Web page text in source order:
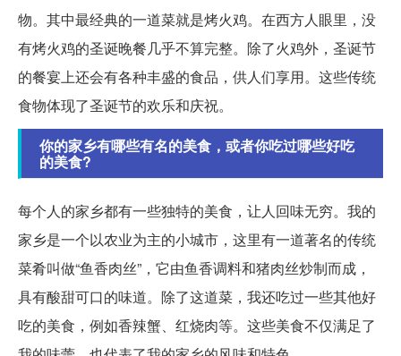
物。其中最经典的一道菜就是烤火鸡。在西方人眼里，没
有烤火鸡的圣诞晚餐几乎不算完整。除了火鸡外，圣诞节
的餐宴上还会有各种丰盛的食品，供人们享用。这些传统
食物体现了圣诞节的欢乐和庆祝。
你的家乡有哪些有名的美食，或者你吃过哪些好吃
的美食?
每个人的家乡都有一些独特的美食，让人回味无穷。我的
家乡是一个以农业为主的小城市，这里有一道著名的传统
菜肴叫做“鱼香肉丝”，它由鱼香调料和猪肉丝炒制而成，
具有酸甜可口的味道。除了这道菜，我还吃过一些其他好
吃的美食，例如香辣蟹、红烧肉等。这些美食不仅满足了